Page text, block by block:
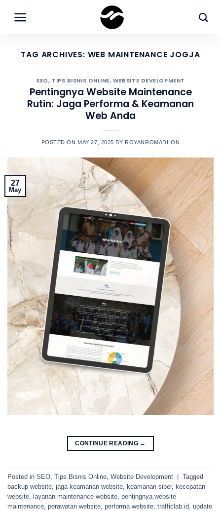
TAG ARCHIVES: WEB MAINTENANCE JOGJA
SEO, TIPS BISNIS ONLINE,WEBSITE DEVELOPMENT
Pentingnya Website Maintenance
Rutin: Jaga Performa & Keamanan
Web Anda
POSTED ON MAY 27, 2025 BY ROYANROMADHON
27
May
CONTINUE READING →
Posted in SEO, Tips Bisnis Online, Website Development
Tagged
backup website, jaga keamanan website, keamanan siber, kecepatan
website, layanan maintenance website, pentingnya website
maintenance, perawatan website, performa website, trafficlab.id, update